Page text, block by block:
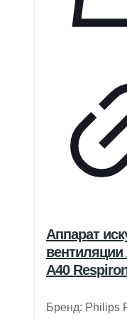
Аппарат
вентиляции
A40
Бренд: Philips